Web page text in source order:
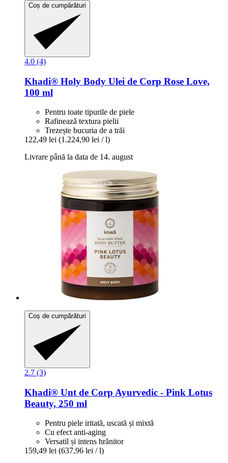
Coș de cumpărături
4.0 (4)
Khadi® Holy Body Ulei de Corp Rose Love,
100 ml
Pentru toate tipurile de piele
Rafinează textura pielii
Trezește bucuria de a trăi
122,49 lei (1.224,90 lei / l)
Livrare până la data de 14. august
Coș de cumpărături
2.7 (3)
Khadi® Unt de Corp Ayurvedic -​ Pink Lotus
Beauty, 250 ml
Pentru piele iritată, uscată și mixtă
Cu efect anti-aging
Versatil și intens hrănitor
159,49 lei (637,96 lei / l)